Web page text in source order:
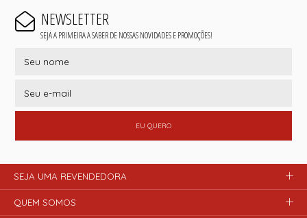
NEWSLETTER
SEJA A PRIMEIRA A SABER DE NOSSAS NOVIDADES E PROMOÇÕES!
EU QUERO
SEJA UMA REVENDEDORA
QUEM SOMOS